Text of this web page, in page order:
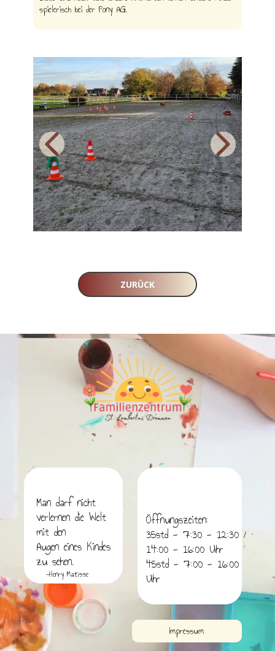
spielerisch bei der Pony AG.
ZURÜCK
Man darf nicht
verlernen die Welt
mit den
Augen eines Kindes
zu sehen.
-Henry Matisse
Öffnungszeiten:
35std - 7:30 - 12:30 /
14:00 - 16:00 Uhr
45std - 7:00 - 16:00
Uhr
Impressum